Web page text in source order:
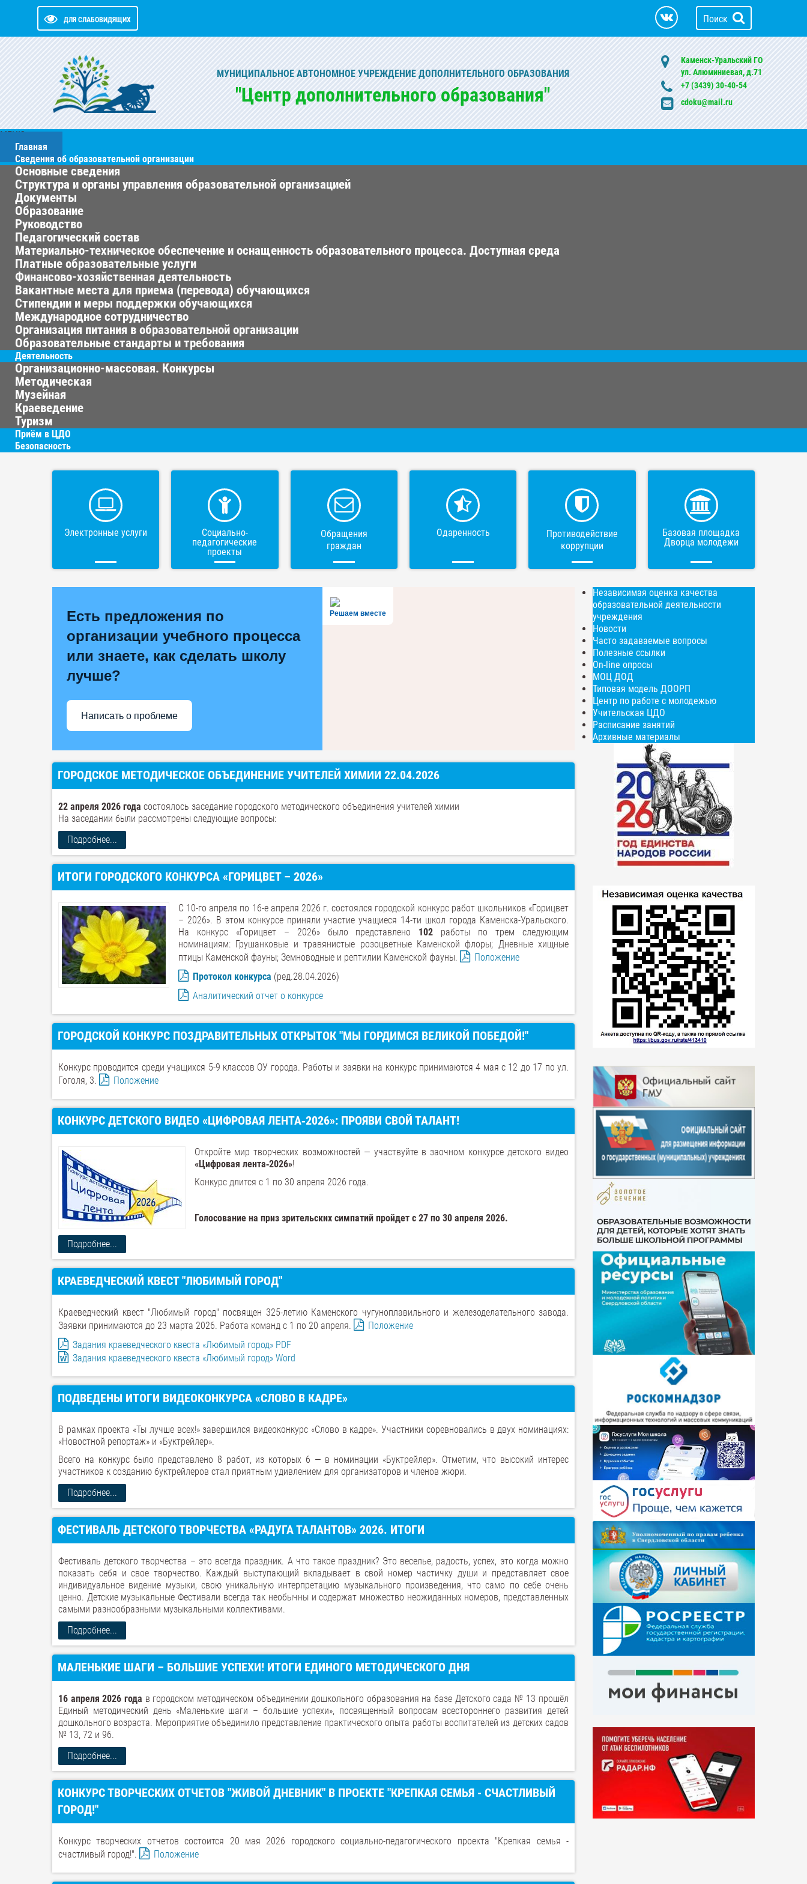
ДЛЯ СЛАБОВИДЯЩИХ Поиск
МУНИЦИПАЛЬНОЕ АВТОНОМНОЕ УЧРЕЖДЕНИЕ ДОПОЛНИТЕЛЬНОГО ОБРАЗОВАНИЯ
"Центр дополнительного образования"
Каменск-Уральский ГО
ул. Алюминиевая, д.71
+7 (3439) 30-40-54
cdoku@mail.ru
МЕНЮ
Главная
Сведения об образовательной организации
Основные сведения
Структура и органы управления образовательной организацией
Документы
Образование
Руководство
Педагогический состав
Материально-техническое обеспечение и оснащенность образовательного процесса. Доступная среда
Платные образовательные услуги
Финансово-хозяйственная деятельность
Вакантные места для приема (перевода) обучающихся
Стипендии и меры поддержки обучающихся
Международное сотрудничество
Организация питания в образовательной организации
Образовательные стандарты и требования
Деятельность
Организационно-массовая. Конкурсы
Методическая
Музейная
Краеведение
Туризм
Приём в ЦДО
Безопасность
Электронные услуги
Социально-
педагогические
проекты
Обращения
граждан
Одаренность
Противодействие
коррупции
Базовая площадка
Дворца молодежи
Решаем вместе
Есть предложения по
организации учебного процесса
или знаете, как сделать школу
лучше?
Написать о проблеме
ГОРОДСКОЕ МЕТОДИЧЕСКОЕ ОБЪЕДИНЕНИЕ УЧИТЕЛЕЙ ХИМИИ 22.04.2026
22 апреля 2026 года состоялось заседание городского методического объединения учителей химии
На заседании были рассмотрены следующие вопросы:
Подробнее...
ИТОГИ ГОРОДСКОГО КОНКУРСА «ГОРИЦВЕТ – 2026»
С 10-го апреля по 16-е апреля 2026 г. состоялся городской конкурс работ школьников «Горицвет
– 2026». В этом конкурсе приняли участие учащиеся 14-ти школ города Каменска-Уральского.
На конкурс «Горицвет – 2026» было представлено 102 работы по трем следующим
номинациям: Грушанковые и травянистые розоцветные Каменской флоры; Дневные хищные
птицы Каменской фауны; Земноводные и рептилии Каменской фауны.
Положение
Протокол конкурса (ред.28.04.2026)
Аналитический отчет о конкурсе
ГОРОДСКОЙ КОНКУРС ПОЗДРАВИТЕЛЬНЫХ ОТКРЫТОК "МЫ ГОРДИМСЯ ВЕЛИКОЙ ПОБЕДОЙ!"
Конкурс проводится среди учащихся 5-9 классов ОУ города. Работы и заявки на конкурс принимаются 4 мая с 12 до 17 по ул.
Гоголя, 3.
Положение
КОНКУРС ДЕТСКОГО ВИДЕО «ЦИФРОВАЯ ЛЕНТА‑2026»: ПРОЯВИ СВОЙ ТАЛАНТ!
Откройте мир творческих возможностей — участвуйте в заочном конкурсе детского видео
«Цифровая лента‑2026»!
Конкурс длится с 1 по 30 апреля 2026 года.
Голосование на приз зрительских симпатий пройдет с 27 по 30 апреля 2026.
Подробнее...
КРАЕВЕДЧЕСКИЙ КВЕСТ "ЛЮБИМЫЙ ГОРОД"
Краеведческий квест "Любимый город" посвящен 325-летию Каменского чугуноплавильного и железоделательного завода.
Заявки принимаются до 23 марта 2026. Работа команд с 1 по 20 апреля.
Положение
Задания краеведческого квеста «Любимый город» PDF
Задания краеведческого квеста «Любимый город» Word
ПОДВЕДЕНЫ ИТОГИ ВИДЕОКОНКУРСА «СЛОВО В КАДРЕ»
В рамках проекта «Ты лучше всех!» завершился видеоконкурс «Слово в кадре». Участники соревновались в двух номинациях:
«Новостной репортаж» и «Буктрейлер».
Всего на конкурс было представлено 8 работ, из которых 6 — в номинации «Буктрейлер». Отметим, что высокий интерес
участников к созданию буктрейлеров стал приятным удивлением для организаторов и членов жюри.
Подробнее...
ФЕСТИВАЛЬ ДЕТСКОГО ТВОРЧЕСТВА «РАДУГА ТАЛАНТОВ» 2026. ИТОГИ
Фестиваль детского творчества – это всегда праздник. А что такое праздник? Это веселье, радость, успех, это когда можно
показать себя и свое творчество. Каждый выступающий вкладывает в свой номер частичку души и представляет свое
индивидуальное видение музыки, свою уникальную интерпретацию музыкального произведения, что само по себе очень
ценно. Детские музыкальные Фестивали всегда так необычны и содержат множество неожиданных номеров, представленных
самыми разнообразными музыкальными коллективами.
Подробнее...
МАЛЕНЬКИЕ ШАГИ – БОЛЬШИЕ УСПЕХИ! ИТОГИ ЕДИНОГО МЕТОДИЧЕСКОГО ДНЯ
16 апреля 2026 года в городском методическом объединении дошкольного образования на базе Детского сада № 13 прошёл
Единый методический день «Маленькие шаги – большие успехи», посвященный вопросам всестороннего развития детей
дошкольного возраста. Мероприятие объединило представление практического опыта работы воспитателей из детских садов
№ 13, 72 и 96.
Подробнее...
КОНКУРС ТВОРЧЕСКИХ ОТЧЕТОВ "ЖИВОЙ ДНЕВНИК" В ПРОЕКТЕ "КРЕПКАЯ СЕМЬЯ - СЧАСТЛИВЫЙ
ГОРОД!"
Конкурс творческих отчетов состоится 20 мая 2026 городского социально-педагогического проекта "Крепкая семья -
счастливый город!".
Положение
Независимая оценка качества
образовательной деятельности
учреждения
Новости
Часто задаваемые вопросы
Полезные ссылки
On-line опросы
МОЦ ДОД
Типовая модель ДООРП
Центр по работе с молодежью
Учительская ЦДО
Расписание занятий
Архивные материалы